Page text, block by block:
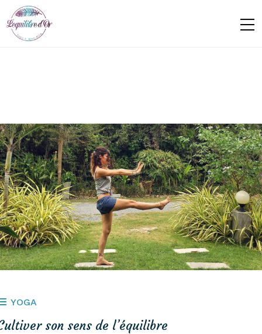
YOGA
son sens de l’équilibre